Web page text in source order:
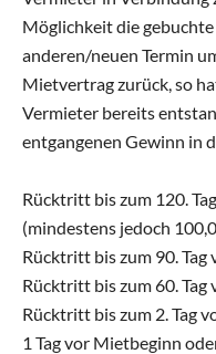
Möglichkeit die
anderen/neuen Termin
Mietvertrag zurück, so
Vermieter bereits
entgangenen Gewinn in
Rücktritt bis zum 120.
(mindestens jedoch
Rücktritt bis zum 90.
Rücktritt bis zum 60.
Rücktritt bis zum 2. Tag
1 Tag vor Mietbeginn